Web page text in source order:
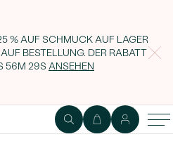
% AUF SCHMUCK AUF LAGER
BESTELLUNG. DER RABATT
56M 28S ANSEHEN